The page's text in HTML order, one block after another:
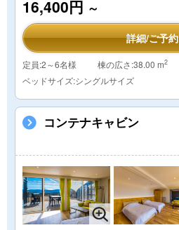
16,400円 ～
詳細/ご予約
定員:2～6名様 棟の広さ:38.00 m2
ベッドサイズ:シングルサイズ
コンテナキャビン